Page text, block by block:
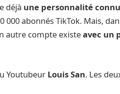
déjà une personnalité
abonnés TikTok. Mais,
autre compte existeavec un
Youtubeur Louis San. Les